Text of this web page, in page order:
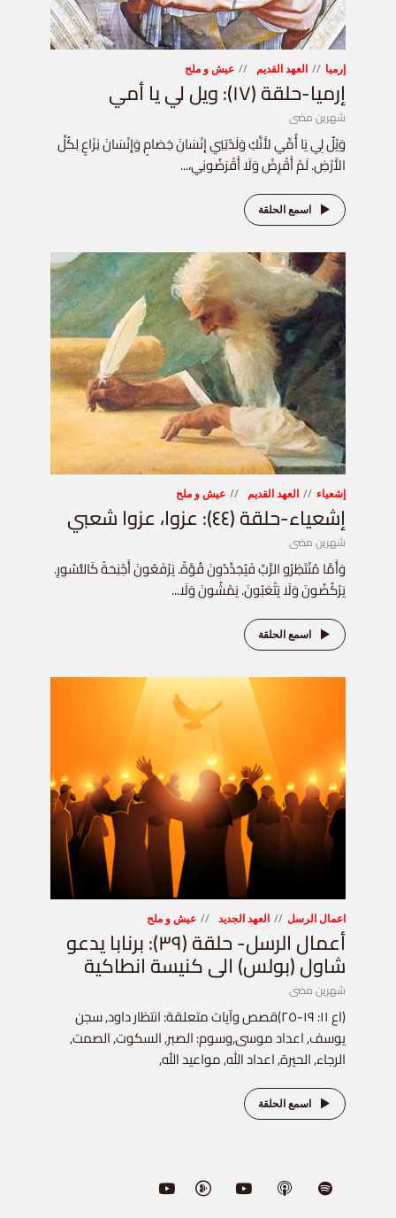
إرميا العهد القديم عيش و ملح
إرميا-حلقة (١٧): ويل لي يا أمي
شهرين مضى
وَيْلٌ لِي يَا أُمِّي لأَنَّكِ وَلَدْتِنِي إِنْسَانَ خِصَامٍ وَإِنْسَانَ نِزَاعٍ لِكُلِّ
الأَرْضِ. لَمْ أَقْرِضْ وَلَا أَقْرَضُونِي،...
اسمع الحلقة
إشعياء العهد القديم عيش و ملح
إشعياء-حلقة (٤٤): عزوا، عزوا شعبي
شهرين مضى
وَأَمَّا مُنْتَظِرُو الرَّبِّ فَيُجَدِّدُونَ قُوَّةً. يَرْفَعُونَ أَجْنِحَةً كَالنُّسُورِ.
يَرْكُضُونَ وَلَا يَتْعَبُونَ. يَمْشُونَ وَلَا...
اسمع الحلقة
اعمال الرسل العهد الجديد عيش و ملح
أعمال الرسل- حلقة (٣٩): برنابا يدعو
شاول (بولس) الى كنيسة انطاكية
شهرين مضى
(اع ١١: ١٩-٢٥)قصص وآيات متعلقة: انتظار داود, سجن
يوسف, اعداد موسى,وسوم: الصبر, السكوت, الصمت,
الرجاء, الحيرة, اعداد الله, مواعيد الله,
اسمع الحلقة